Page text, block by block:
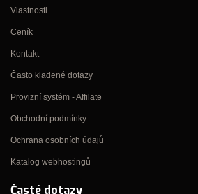
Vlastnosti
Ceník
Kontakt
Často kladené dotazy
Provizní systém - Affilate
Obchodní podmínky
Ochrana osobních údajů
Katalog webhostingů
Časté dotazy